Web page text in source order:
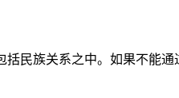
民族关系之中。如果不能